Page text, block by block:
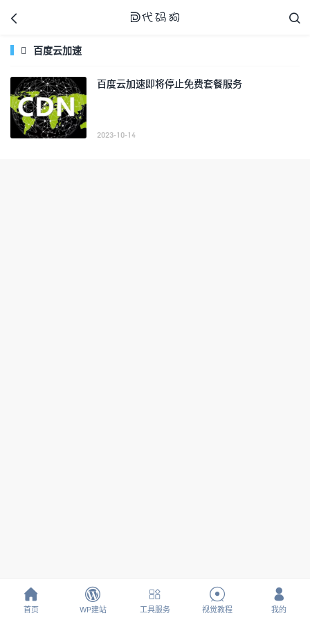

 
 百度云加速
百度云加速即将停止免费套餐服务
2023-10-14

首页

WP建站

工具服务

视觉教程

我的